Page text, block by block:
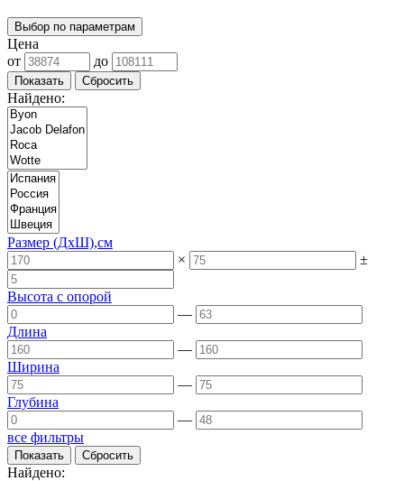
Выбор по параметрам
Цена
от
до
Найдено:
Размер (ДхШ),см
×
±
Высота с опорой
—
Длина
—
Ширина
—
Глубина
—
все фильтры
Найдено: